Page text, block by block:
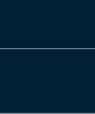
pp m